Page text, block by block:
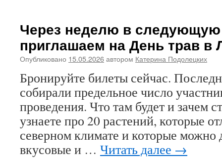
Через неделю в следующую
приглашаем на День трав в
Опубликовано 15.05.2026автором Катерина Подолецких
Бронируйте билеты сейчас.
собирали предельное число
проведения. Что там будет и зачем
узнаете про 20 растений, которые
северном климате и которые можно
вкусовые и … Читать далее →